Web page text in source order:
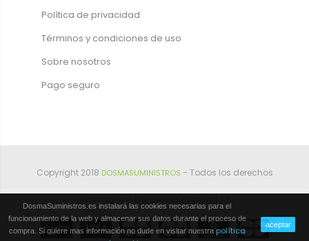
Política de privacidad
Términos y condiciones de uso
Sobre nosotros
Pago seguro
DosmaSuministros.es instalará las cookies necesarias para el
funcionamiento de la web y almacenar sus datos durante el proceso de
compra. Si quiere mas información no dude en visitar nuestra política
aceptar
Copyright 2018 DOSMASUMINISTROS - Todos los derechos
reservados a Electricidad Dosma S.L.